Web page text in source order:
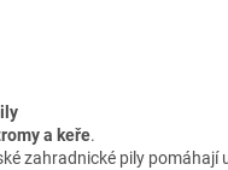
a keře.
zahradnické pily